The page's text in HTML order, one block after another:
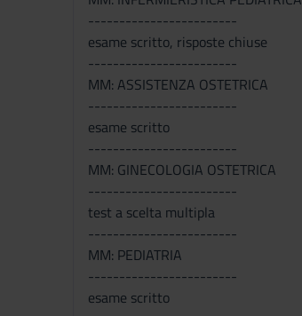
------------------------
esame scritto, risposte chiuse
------------------------
MM: ASSISTENZA OSTETRICA
------------------------
esame scritto
------------------------
MM: GINECOLOGIA OSTETRICA
------------------------
test a scelta multipla
------------------------
MM: PEDIATRIA
------------------------
esame scritto